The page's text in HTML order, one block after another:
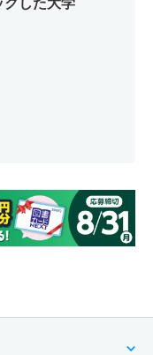
クした大学